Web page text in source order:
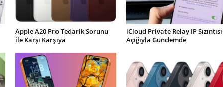
Apple A20 Pro Tedarik Sorunu
ile Karşı Karşıya
iCloud Private Relay IP Sızıntısı
Açığıyla Gündemde